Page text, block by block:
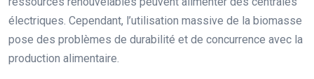
électriques. Cependant, l’utilisation massive de la biomasse
pose des problèmes de durabilité et de concurrence avec la
production alimentaire.